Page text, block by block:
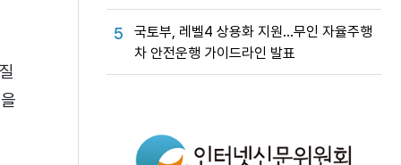
5
국토부, 레벨4 상용화 지원…무인 자율주행
차 안전운행 가이드라인 발표